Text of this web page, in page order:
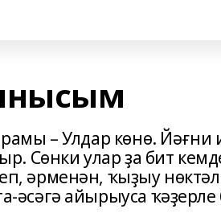
– Улдар көнө.
Сөнки улар ҙа бит
әрменән, ҡыҙыу
әсәгә айырыуса